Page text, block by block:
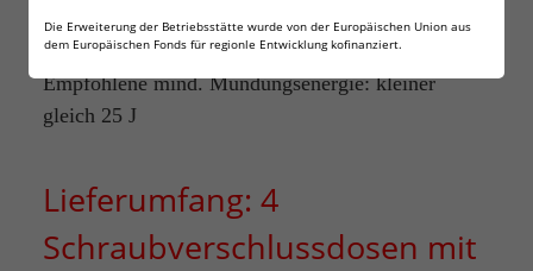
Die Erweiterung der Betriebsstätte wurde von der Europäischen Union aus
dem Europäischen Fonds für regionle Entwicklung kofinanziert.
Gewicht: 1,00 Gramm / 15,43 gr
Geschossform: Rundkopf
Empfohlene mind. Mündungsenergie: kleiner
gleich 25 J
Lieferumfang: 4
Schraubverschlussdosen mit